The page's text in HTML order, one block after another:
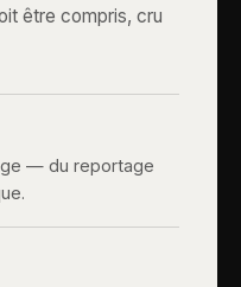
être compris, cru
— du reportage